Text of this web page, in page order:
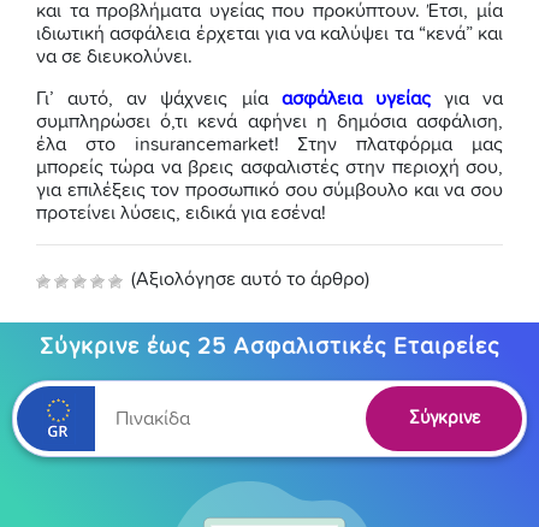
και τα προβλήματα υγείας που προκύπτουν. Έτσι, μία
ιδιωτική ασφάλεια έρχεται για να καλύψει τα “κενά” και
να σε διευκολύνει.
Γι’ αυτό, αν ψάχνεις μία ασφάλεια υγείαςγια να
συμπληρώσει ό,τι κενά αφήνει η δημόσια ασφάλιση,
έλα στο insurancemarket! Στην πλατφόρμα μας
μπορείς τώρα να βρεις ασφαλιστές στην περιοχή σου,
για επιλέξεις τον προσωπικό σου σύμβουλο και να σου
προτείνει λύσεις, ειδικά για εσένα!
(Αξιολόγησε αυτό το άρθρο)
Σύγκρινε έως 25 Ασφαλιστικές Εταιρείες
Σύγκρινε